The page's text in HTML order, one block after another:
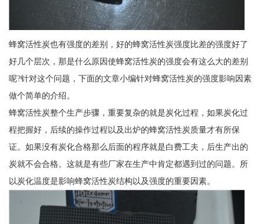
蜂窝活性炭也有强度的差别，好的蜂窝活性炭强度比差的强度好了
好几个层次，那是什么原因使蜂窝活性炭的强度会有这么大的差别
呢?针对这个问题，下面的文章小编针对蜂窝活性炭的强度影响因素
做个简单的介绍。
蜂窝活性炭整个生产步骤，重要复杂的就是炭化过程，如果炭化过
程把握好，后续的操作过程以及出炉的蜂窝活性炭质量才有所保
证。如果没有炭化合格那么后面的程序就是白费工夫，后生产出的
炭就不会合格。这就是有些厂家在生产中肯定都遇到过的问题。所
以炭化温度是影响蜂窝活性炭结构以及强度的重要因素。